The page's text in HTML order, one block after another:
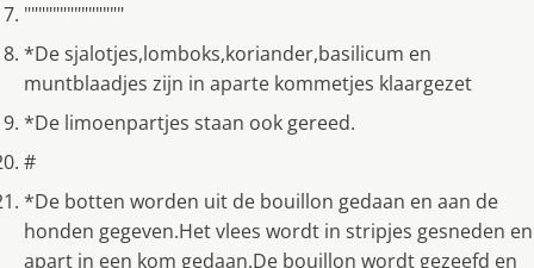
""""""""""""""
*De sjalotjes,lomboks,koriander,basilicum en
muntblaadjes zijn in aparte kommetjes klaargezet
*De limoenpartjes staan ook gereed.
#
*De botten worden uit de bouillon gedaan en aan de
honden gegeven.Het vlees wordt in stripjes gesneden en
apart in een kom gedaan.De bouillon wordt gezeefd en